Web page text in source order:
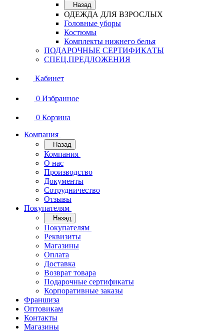
Назад
ОДЕЖДА ДЛЯ ВЗРОСЛЫХ
Головные уборы
Костюмы
Комплекты нижнего белья
ПОДАРОЧНЫЕ СЕРТИФИКАТЫ
СПЕЦ.ПРЕДЛОЖЕНИЯ
Кабинет
0 Избранное
0 Корзина
Компания
Назад
Компания
О нас
Производство
Документы
Сотрудничество
Отзывы
Покупателям
Назад
Покупателям
Реквизиты
Магазины
Оплата
Доставка
Возврат товара
Подарочные сертификаты
Корпоративные заказы
Франшиза
Оптовикам
Контакты
Магазины